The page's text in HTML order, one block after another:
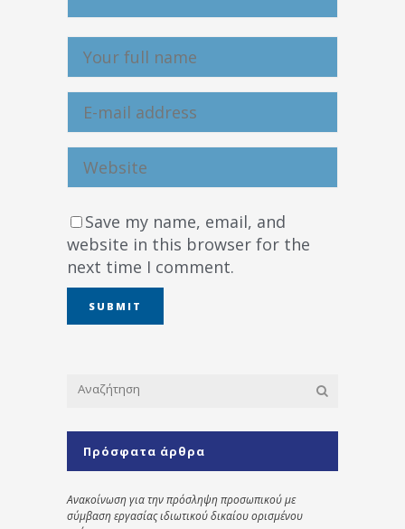
Save my name, email, and
website in this browser for the
next time I comment.
Πρόσφατα άρθρα
Ανακοίνωση για την πρόσληψη προσωπικού με
σύμβαση εργασίας ιδιωτικού δικαίου ορισμένου